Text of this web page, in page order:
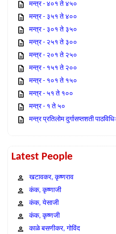
मन्त्र - ४०१ ते ४५०
मन्त्र - ३५१ ते ४००
मन्त्र - ३०१ ते ३५०
मन्त्र - २५१ ते ३००
मन्त्र - २०१ ते २५०
मन्त्र - १५१ ते २००
मन्त्र - १०१ ते १५०
मन्त्र - ५१ ते १००
मन्त्र - १ ते ५०
मन्त्र प्रतिलोम दुर्गासप्तशती पाठविधिः
Latest People
खटावकर, कृष्णराव
कंक, कृष्णाजी
कंक, येसाजी
कंक, कृष्णजी
काळे बसणीकर, गोविंद